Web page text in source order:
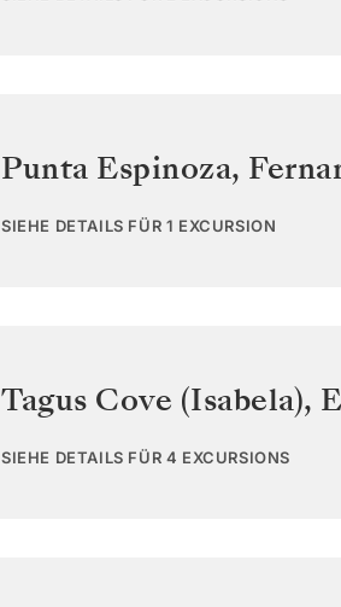
Punta Espinoza,
SIEHE DETAILS FÜR 1 EXCURSION
Tagus Cove (Isabela),
SIEHE DETAILS FÜR 4 EXCURSIONS